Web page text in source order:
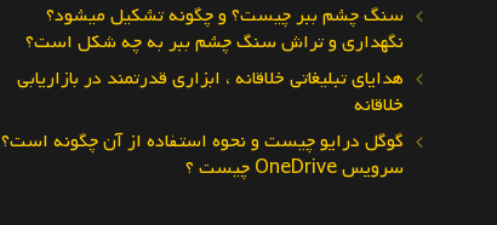
سنگ چشم ببر چیست؟ و چگونه تشکیل میشود؟
نگهداری و تراش سنگ چشم ببر به چه شکل است؟
هدایای تبلیغاتی خلاقانه ، ابزاری قدرتمند در بازاریابی
خلاقانه
گوگل درایو چیست و نحوه استفاده از آن چگونه است؟
سرویس OneDrive چیست ؟